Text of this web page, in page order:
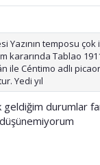
Yazının temposu çok
kararında Tablao
ile Céntimo adlı
Yedi yıl
durumlar